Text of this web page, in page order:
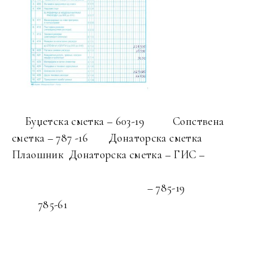
Буџетска сметка – 603-19 Сопствена
сметка – 787 -16 Донаторска сметка
Плаошник Донаторска сметка – ГИС –
– 785-19
785-61